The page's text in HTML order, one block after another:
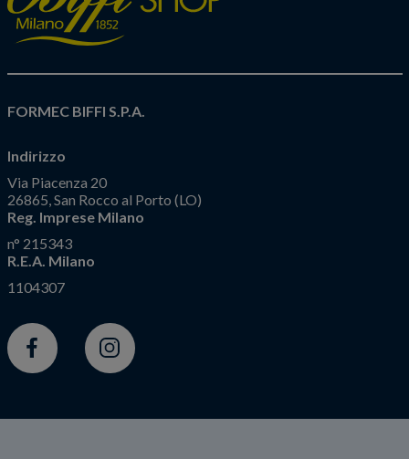
FORMEC BIFFI S.P.A.
Indirizzo
Via Piacenza 20
26865, San Rocco al Porto (LO)
Reg. Imprese Milano
n° 215343
R.E.A. Milano
1104307
Facebook Instagram